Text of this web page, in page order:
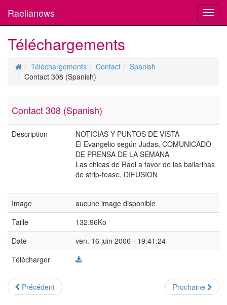
Raelianews
Téléchargements
Téléchargements Contact
Spanish
Contact 308 (Spanish)
Contact 308 (Spanish)
Description
NOTICIAS Y PUNTOS DE VISTA
El Evangelio según Judas, COMUNICADO
DE PRENSA DE LA SEMANA
Las chicas de Rael a favor de las bailarinas
de strip-tease, DIFUSION
Image
aucune image disponible
Taille
132.96Ko
Date
ven. 16 juin 2006 - 19:41:24
Télécharger
Précédent Prochaine